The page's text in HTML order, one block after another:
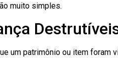
muito simples.
um patrimônio ou item